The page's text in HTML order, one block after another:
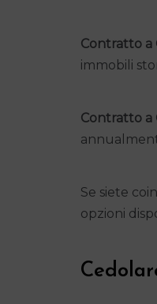
Contratto a
immobili
Contratto a
Se siete
opzioni